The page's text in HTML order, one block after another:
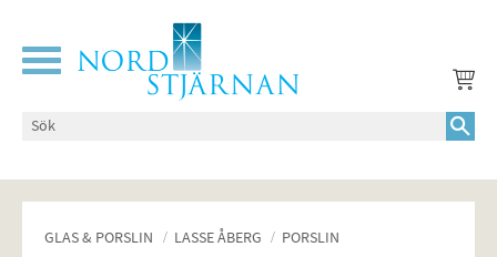
Meny
GLAS & PORSLIN LASSE ÅBERG PORSLIN